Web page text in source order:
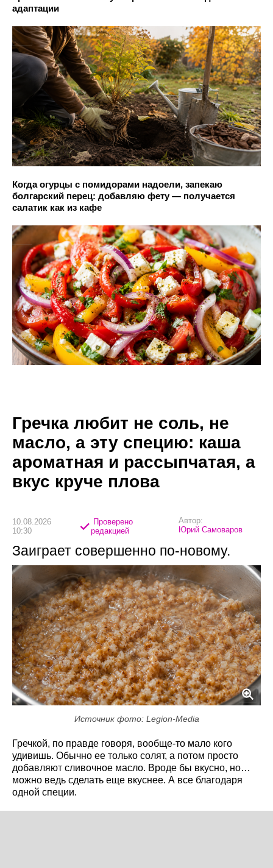
адаптации
Когда огурцы с помидорами надоели, запекаю
болгарский перец: добавляю фету — получается
салатик как из кафе
Гречка любит не соль, не
масло, а эту специю: каша
ароматная и рассыпчатая, а
вкус круче плова
10.08.2026
10:30
Проверено
редакцией
Автор:
Юрий Самоваров
Заиграет совершенно по-новому.
Источник фото: Legion-Media
Гречкой, по правде говоря, вообще-то мало кого
удивишь. Обычно ее только солят, а потом просто
добавляют сливочное масло. Вроде бы вкусно, но…
можно ведь сделать еще вкуснее. А все благодаря
одной специи.